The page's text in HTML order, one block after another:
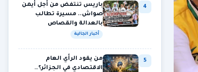
4
باريس تنتفض من أجل أيمن
صواش.. مسيرة تطالب
بالعدالة والقصاص
أخبار الجالية
5
من يقود الرأي العام
الاقتصادي في الجزائر؟…